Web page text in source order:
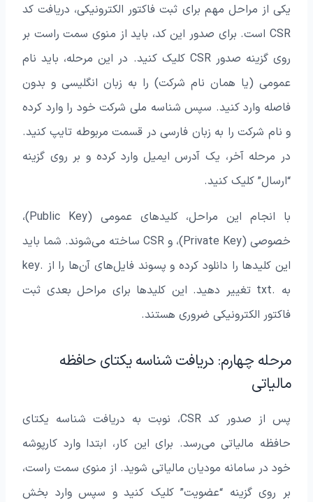
یکی از مراحل مهم برای ثبت فاکتور الکترونیکی، دریافت کد
CSR است. برای صدور این کد، باید از منوی سمت راست بر
روی گزینه صدور CSR کلیک کنید. در این مرحله، باید نام
عمومی (یا همان نام شرکت) را به زبان انگلیسی و بدون
فاصله وارد کنید. سپس شناسه ملی شرکت خود را وارد کرده
و نام شرکت را به زبان فارسی در قسمت مربوطه تایپ کنید.
در مرحله آخر، یک آدرس ایمیل وارد کرده و بر روی گزینه
“ارسال” کلیک کنید.
با انجام این مراحل، کلیدهای عمومی (Public Key)،
خصوصی (Private Key)، و CSR ساخته می‌شوند. شما باید
این کلیدها را دانلود کرده و پسوند فایل‌های آن‌ها را از .key
به .txt تغییر دهید. این کلیدها برای مراحل بعدی ثبت
فاکتور الکترونیکی ضروری هستند.
مرحله چهارم: دریافت شناسه یکتای حافظه
مالیاتی
پس از صدور کد CSR، نوبت به دریافت شناسه یکتای
حافظه مالیاتی می‌رسد. برای این کار، ابتدا وارد کارپوشه
خود در سامانه مودیان مالیاتی شوید. از منوی سمت راست،
بر روی گزینه “عضویت” کلیک کنید و سپس وارد بخش